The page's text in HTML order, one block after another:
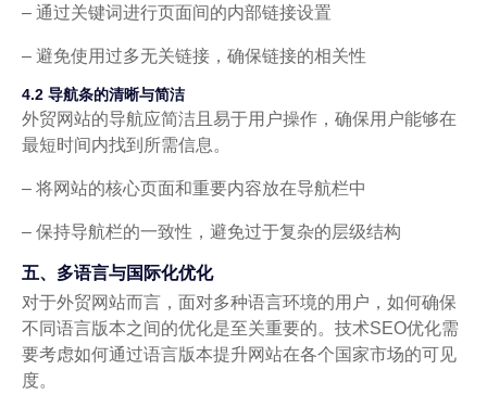
– 通过关键词进行页面间的内部链接设置
– 避免使用过多无关链接，确保链接的相关性
4.2 导航条的清晰与简洁
外贸网站的导航应简洁且易于用户操作，确保用户能够在
最短时间内找到所需信息。
– 将网站的核心页面和重要内容放在导航栏中
– 保持导航栏的一致性，避免过于复杂的层级结构
五、多语言与国际化优化
对于外贸网站而言，面对多种语言环境的用户，如何确保
不同语言版本之间的优化是至关重要的。技术SEO优化需
要考虑如何通过语言版本提升网站在各个国家市场的可见
度。